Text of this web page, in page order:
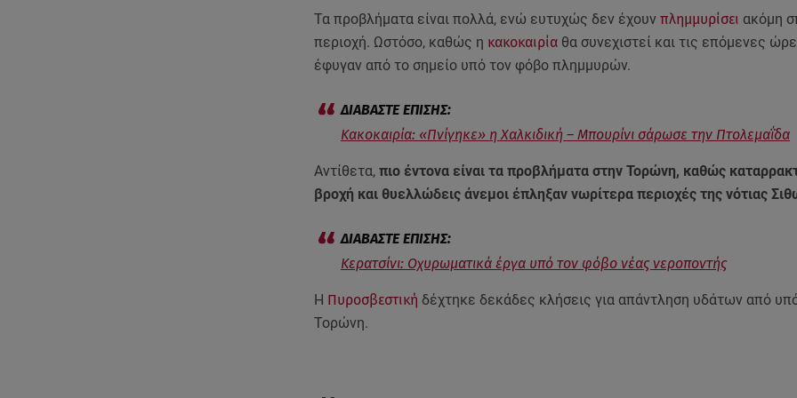
Τα προβλήματα είναι πολλά, ενώ ευτυχώς δεν έχουν πλημμυρίσει ακόμη
περιοχή. Ωστόσο, καθώς η κακοκαιρίαθα συνεχιστεί και τις επόμενες
έφυγαν από το σημείο υπό τον φόβο πλημμυρών.
Κακοκαιρία: «Πνίγηκε» η Χαλκιδική – Μπουρίνι σάρωσε την Πτολεμαΐδα
Αντίθετα,πιο έντονα είναι τα προβλήματα στην Τορώνη, καθώς
βροχή και θυελλώδεις άνεμοι έπληξαν νωρίτερα περιοχές της νότιας
Κερατσίνι: Οχυρωματικά έργα υπό τον φόβο νέας νεροποντής
Η Πυροσβεστική δέχτηκε δεκάδες κλήσεις για απάντληση υδάτων από
Τορώνη.